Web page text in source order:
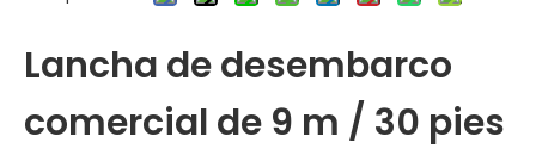
Lancha de desembarco
comercial de 9 m / 30 pies